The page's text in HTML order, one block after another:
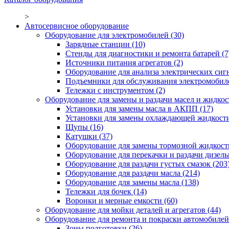
>
Автосервисное оборудование
Оборудование для электромобилей (30)
Зарядные станции (10)
Стенды для диагностики и ремонта батарей
Источники питания агрегатов (2)
Оборудование для анализа электрических
Подъемники для обслуживания
Тележки с инструментом (2)
Оборудование для замены и раздачи масел и
Установки для замены масла в АКПП (17)
Установки для замены охлаждающей
Щупы (16)
Катушки (37)
Оборудование для замены тормозной
Оборудование для перекачки и раздачи
Оборудование для раздачи густых смазок
Оборудование для раздачи масла (214)
Оборудование для замены масла (138)
Тележки для бочек (14)
Воронки и мерные емкости (60)
Оборудование для мойки деталей и агрегатов (44)
Оборудование для ремонта и покраски автомобилей